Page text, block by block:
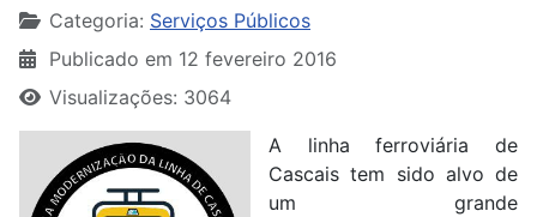
Categoria: Serviços Públicos
Publicado em 12 fevereiro 2016
Visualizações: 3064
A linha ferroviária de
Cascais tem sido alvo de
um grande